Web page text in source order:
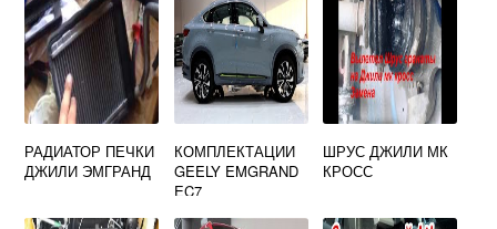
РАДИАТОР ПЕЧКИ
ДЖИЛИ ЭМГРАНД
КОМПЛЕКТАЦИИ
GEELY EMGRAND
EC7
ШРУС ДЖИЛИ МК
КРОСС